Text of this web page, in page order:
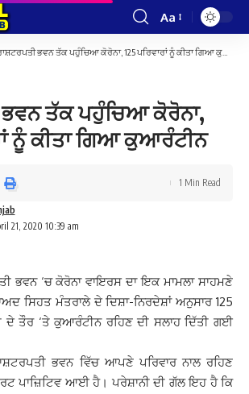
Font
Resizer
Aa
ਭਵਨ ਤੱਕ ਪਹੁੰਚਿਆ ਕੋਰੋਨਾ, 125 ਪਰਿਵਾਰਾਂ ਨੂੰ ਕੀਤਾ ਗਿਆ ਕੁਆਰੰਟੀਨ
ਭਵਨ ਤੱਕ ਪਹੁੰਚਿਆ ਕੋਰੋਨਾ,
ਨੂੰ ਕੀਤਾ ਗਿਆ ਕੁਆਰੰਟੀਨ
21, 2020 10:39 am
1 Min Read
ਭਵਨ ‘ਚ ਕੋਰੋਨਾ ਵਾਇਰਸ ਦਾ ਇਕ ਮਾਮਲਾ ਸਾਹਮਣੇ
ਸਿਹਤ ਮੰਤਰਾਲੇ ਦੇ ਦਿਸ਼ਾ-ਨਿਰਦੇਸ਼ਾਂ ਅਨੁਸਾਰ 125
ਦੇ ਤੌਰ ‘ਤੇ ਕੁਆਰੰਟੀਨ ਰਹਿਣ ਦੀ ਸਲਾਹ ਦਿੱਤੀ ਗਈ
ਭਵਨ ਵਿੱਚ ਆਪਣੇ ਪਰਿਵਾਰ ਨਾਲ ਰਹਿਣ
ਪਾਜ਼ਿਟਿਵ ਆਈ ਹੈ। ਪਰੇਸ਼ਾਨੀ ਦੀ ਗੱਲ ਇਹ ਹੈ ਕਿ